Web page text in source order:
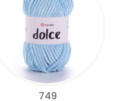
749